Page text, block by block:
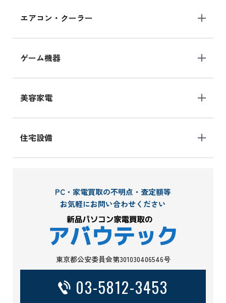
エアコン・クーラー
ゲーム機器
美容家電
住宅設備
PC・家電買取の不明点・査定額等
お気軽にお問い合わせください
東京都公安委員会第301030406546号
03-5812-3453